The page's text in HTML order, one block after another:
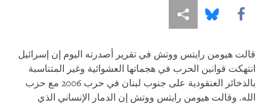
Share this via Facebook
Share this via Bluesky
Share this via مشاركة
قالت هيومن رايتس ووتش في تقرير أصدرته اليوم إن إسرائيل
انتهكت قوانين الحرب في هجماتها العشوائية وغير المتناسبة
بالذخائر العنقودية على جنوب لبنان في حرب 2006 مع حزب
الله. وقالت هيومن رايتس ووتش إن الدمار الإنساني الذي